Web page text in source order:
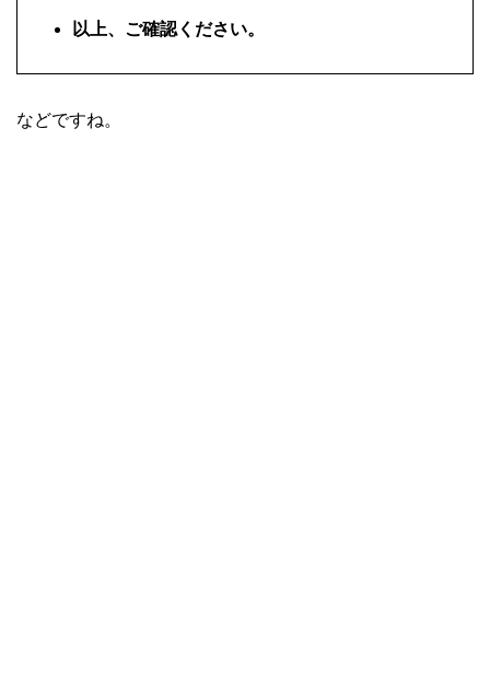
以上、ご確認ください。
などですね。